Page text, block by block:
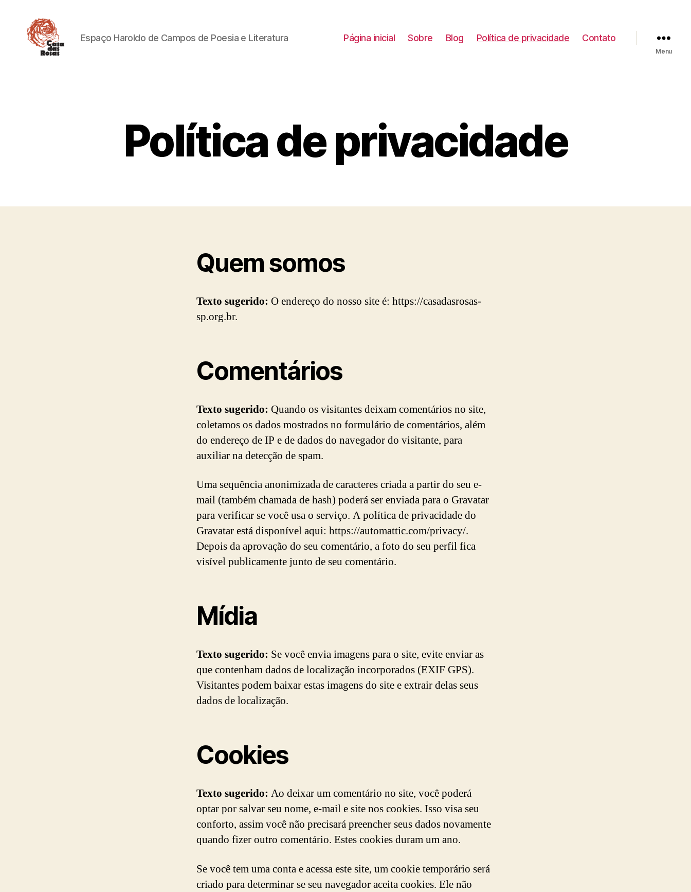
Espaço Haroldo de Campos de Poesia e Literatura Página inicial Sobre Blog Política de privacidade Contato
Menu
Política de privacidade
Quem somos
Texto sugerido: O endereço do nosso site é: https://casadasrosas-
sp.org.br.
Comentários
Texto sugerido: Quando os visitantes deixam comentários no site,
coletamos os dados mostrados no formulário de comentários, além
do endereço de IP e de dados do navegador do visitante, para
auxiliar na detecção de spam.
Uma sequência anonimizada de caracteres criada a partir do seu e-
mail (também chamada de hash) poderá ser enviada para o Gravatar
para verificar se você usa o serviço. A política de privacidade do
Gravatar está disponível aqui: https://automattic.com/privacy/.
Depois da aprovação do seu comentário, a foto do seu perfil fica
visível publicamente junto de seu comentário.
Mídia
Texto sugerido: Se você envia imagens para o site, evite enviar as
que contenham dados de localização incorporados (EXIF GPS).
Visitantes podem baixar estas imagens do site e extrair delas seus
dados de localização.
Cookies
Texto sugerido: Ao deixar um comentário no site, você poderá
optar por salvar seu nome, e-mail e site nos cookies. Isso visa seu
conforto, assim você não precisará preencher seus dados novamente
quando fizer outro comentário. Estes cookies duram um ano.
Se você tem uma conta e acessa este site, um cookie temporário será
criado para determinar se seu navegador aceita cookies. Ele não